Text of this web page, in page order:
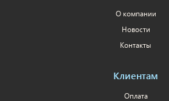
О компании
Новости
Контакты
Клиентам
Оплата